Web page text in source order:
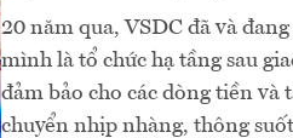
20 năm qua, VSDC đã và
mình là tổ chức hạ tầng sau
đảm bảo cho các dòng tiền
chuyển nhịp nhàng, thông